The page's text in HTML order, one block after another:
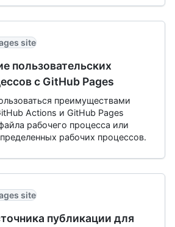
site
пользовательских
с GitHub Pages
преимуществами
Actions и GitHub Pages
рабочего процесса или
рабочих процессов.
site
публикации для